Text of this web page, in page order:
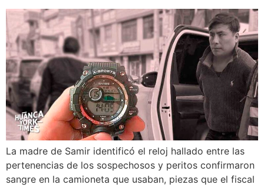
La madre de Samir identificó el reloj hallado entre las
pertenencias de los sospechosos y peritos confirmaron
sangre en la camioneta que usaban, piezas que el fiscal